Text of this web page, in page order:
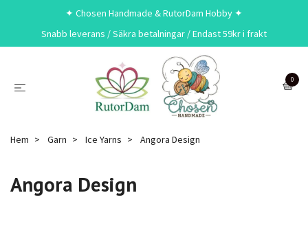
✦ Chosen Handmade & RutorDam Hobby ✦
Snabb leverans / Säkra betalningar / Endast 59kr i frakt
0
Hem Garn Ice Yarns Angora Design
Angora Design